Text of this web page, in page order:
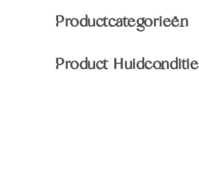
Productcategorieën
Product Huidconditie